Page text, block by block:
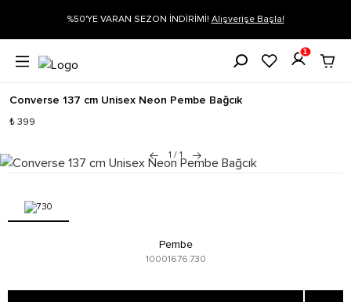
%50'YE VARAN SEZON İNDİRİMİ! Alışverişe Başla!
1
Converse 137 cm Unisex Neon Pembe Bağcık
₺ 399
1 / 1
Pembe
10001676.730